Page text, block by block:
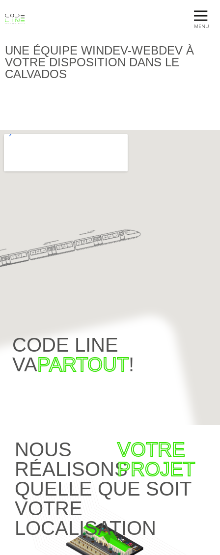
MENU
UNE ÉQUIPE WINDEV-WEBDEV À
VOTRE DISPOSITION DANS LE
CALVADOS
CODE LINE
VAPARTOUT!
NOUS
RÉALISONS
VOTRE
PROJET
QUELLE QUE SOIT
VOTRE
LOCALISATION